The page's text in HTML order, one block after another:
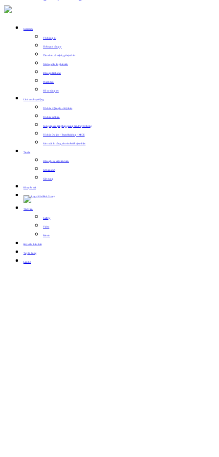
Giới thiệu
Về chúng tôi
Thế mạnh công ty
Tầm nhìn, sứ mệnh, giá trị cốt lõi
Những dấu ấn phát triển
Đội ngũ lãnh đạo
Thành tựu
Hồ sơ năng lực
Lĩnh vực hoạt động
Tổ chức Hội nghị – Hội thảo
Tổ chức Sự kiện
Cung cấp các giải pháp quảng cáo, truyền thông
Tổ chức Du lịch – Team Building – MICE
Sản xuất, thi công, cho thuê thiết bị sự kiện
Tin tức
Hội nghị sự kiện tiêu biểu
Sự kiện mới
Cẩm nang
Khuyến mãi
Thư viện
Gallery
Video
Bản tin
Hội viên thân thiết
Tuyển dụng
Liên hệ